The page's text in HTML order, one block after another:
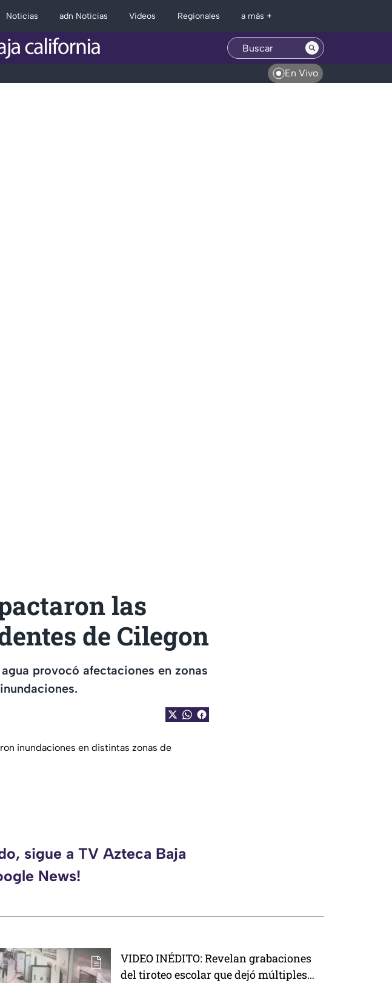
Noticias adn Noticias Videos Regionales a más +
En Vivo
las
de Cilegon
provocó afectaciones en zonas
inundaciones en distintas zonas de
sigue a TV Azteca Baja
News!
VIDEO INÉDITO: Revelan grabaciones
del tiroteo escolar que dejó múltiples